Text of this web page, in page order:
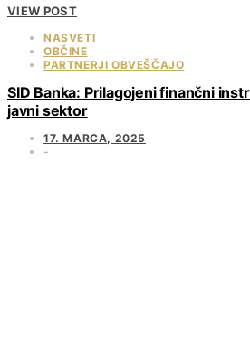
VIEW POST
NASVETI
OBČINE
PARTNERJI OBVEŠČAJO
SID Banka: Prilagojeni finančni
javni sektor
17. MARCA, 2025